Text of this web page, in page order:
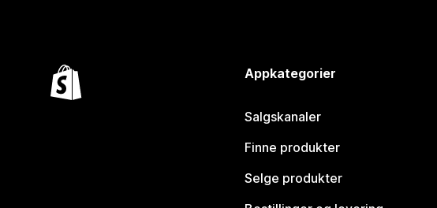
Appkategorier
Salgskanaler
Finne produkter
Selge produkter